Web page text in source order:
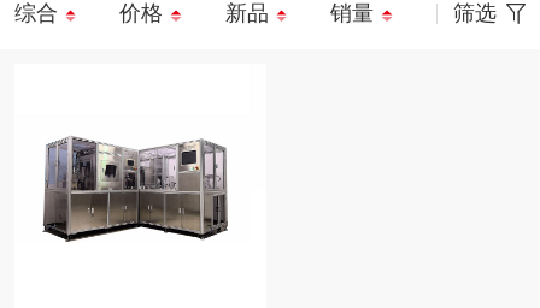
综合 价格 新品 销量 筛选